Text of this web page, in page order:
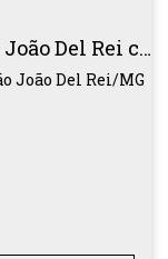
Fazenda em Área Rural De São João Del Rei com
João Del Rei/MG